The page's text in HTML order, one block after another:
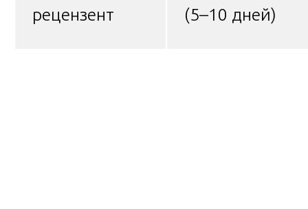
рецензент
(5–10 дней)